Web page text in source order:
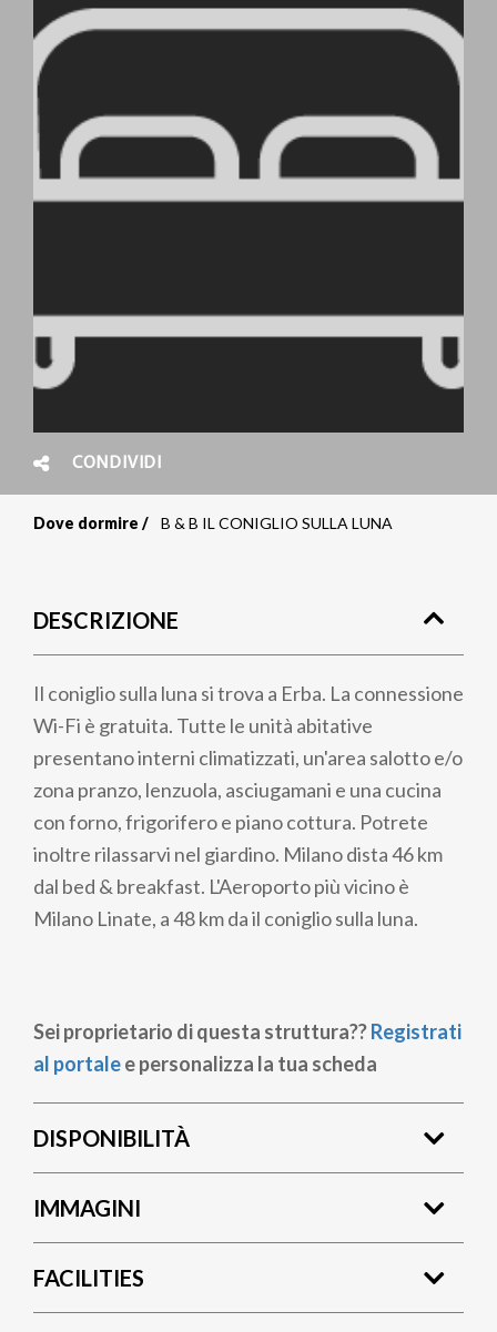
CONDIVIDI
pane
Dove dormire B & B IL CONIGLIO SULLA LUNA
DESCRIZIONE
Il coniglio sulla luna si trova a Erba. La connessione
Wi-Fi è gratuita. Tutte le unità abitative
presentano interni climatizzati, un'area salotto e/o
zona pranzo, lenzuola, asciugamani e una cucina
con forno, frigorifero e piano cottura. Potrete
inoltre rilassarvi nel giardino. Milano dista 46 km
dal bed & breakfast. L'Aeroporto più vicino è
Milano Linate, a 48 km da il coniglio sulla luna.
Sei proprietario di questa struttura??Registrati
al portalee personalizza la tua scheda
DISPONIBILITÀ
IMMAGINI
FACILITIES